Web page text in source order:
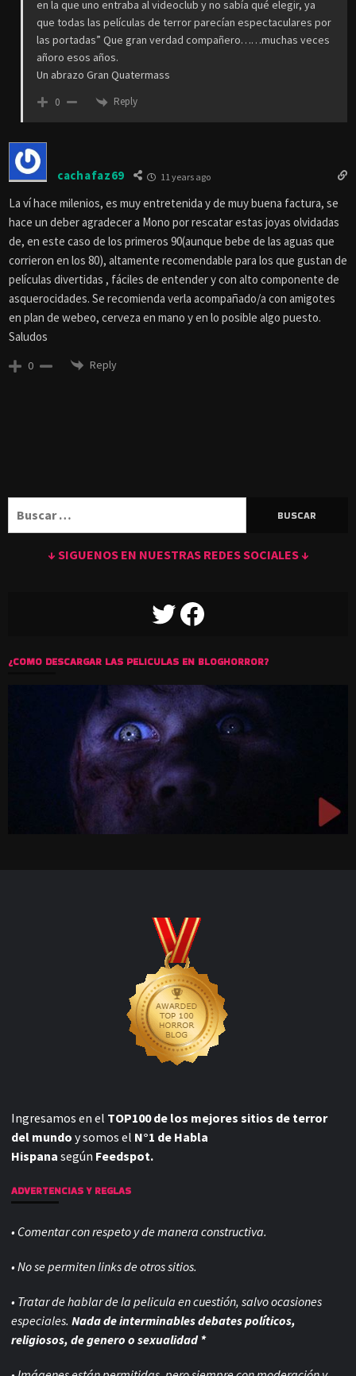
en la que uno entraba al videoclub y no sabía qué elegir, ya
que todas las películas de terror parecían espectaculares por
las portadas” Que gran verdad compañero……muchas veces
añoro esos años.
Un abrazo Gran Quatermass
0 Reply
cachafaz69 11 years ago
La ví hace milenios, es muy entretenida y de muy buena factura, se
hace un deber agradecer a Mono por rescatar estas joyas olvidadas
de, en este caso de los primeros 90(aunque bebe de las aguas que
corrieron en los 80), altamente recomendable para los que gustan de
películas divertidas , fáciles de entender y con alto componente de
asquerocidades. Se recomienda verla acompañado/a con amigotes
en plan de webeo, cerveza en mano y en lo posible algo puesto.
Saludos
0 Reply
↓ SIGUENOS EN NUESTRAS REDES SOCIALES ↓
TWITTERFACEBOOK
¿COMO DESCARGAR LAS PELICULAS EN BLOGHORROR?
Ingresamos en el TOP100 de los mejores sitios de terror
del mundo y somos el N°1 de Habla
Hispana según Feedspot.
ADVERTENCIAS Y REGLAS
• Comentar con respeto y de manera constructiva.
• No se permiten links de otros sitios.
• Tratar de hablar de la pelicula en cuestión, salvo ocasiones
especiales. Nada de interminables debates políticos,
religiosos, de genero o sexualidad *